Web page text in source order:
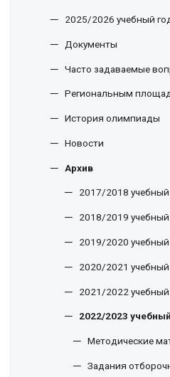
2025/2026 учебный
Документы
Часто задаваемые
Региональным
История олимпиады
Новости
Архив
2017/2018 учебный
2018/2019 учебный
2019/2020 учебный
2020/2021 учебный
2021/2022 учебный
2022/2023
Методические
Задания